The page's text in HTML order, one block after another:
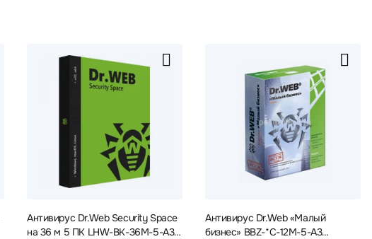
Антивирус Dr.Web Security Space
на 36 м 5 ПК LHW-BK-36M-5-A3
Антивирус Dr.Web «Малый
бизнес» BBZ-*C-12M-5-A3